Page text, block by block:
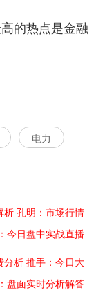
的热点是金融
电力
析 孔明：市场行情
今日盘中实战直播
分析 推手：今日大
盘面实时分析解答